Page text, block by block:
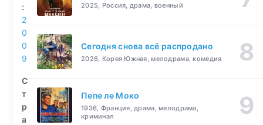
:
2
0
0
9
С
т
р
а
2025, Россия, драма, военный
Сегодня снова всё распродано
2026, Корея Южная, мелодрама, комедия
Пепе ле Моко
1936, Франция, драма, мелодрама,
криминал